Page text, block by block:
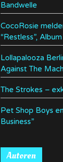
Bandwelle
CocoRosie
“Restless”,
Lollapalooza
Against The
The Strokes –
Pet Shop Boys
Business”
Autoren